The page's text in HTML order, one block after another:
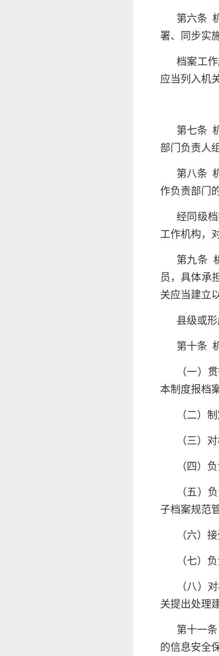
第六条
署、同步实
档案工
应当列入机
第七条
部门负责人
第八条
作负责部门
经同级
工作机构，
第九条
员，具体承
关应当建立
县级或
第十条
（一）
本制度报档
（二）
（三）
（四）
（五）
子档案规范
（六）
（七）
（八）
关提出处理
第十一
的信息安全